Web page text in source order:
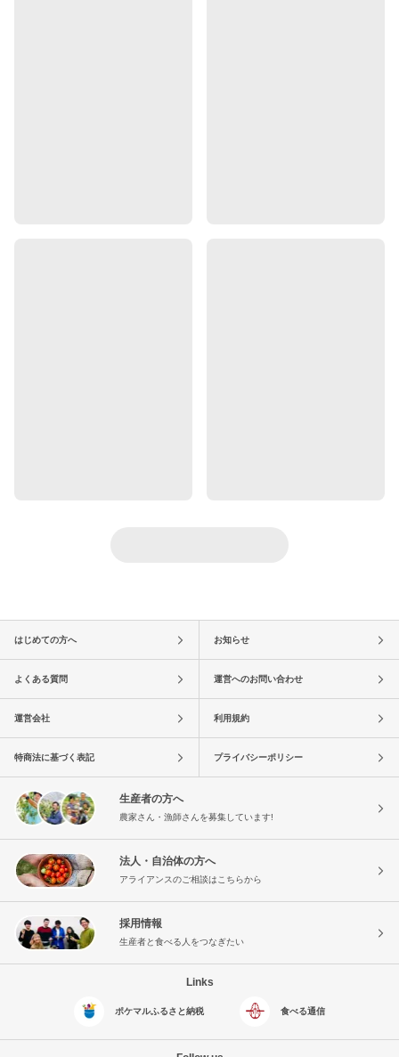
はじめての方へ お知らせ
よくある質問 運営へのお問い合わせ
運営会社 利用規約
特商法に基づく表記 プライバシーポリシー
生産者の方へ
農家さん・漁師さんを募集しています!
法人・自治体の方へ
アライアンスのご相談はこちらから
採用情報
生産者と食べる人をつなぎたい
Links
ポケマルふるさと納税 食べる通信